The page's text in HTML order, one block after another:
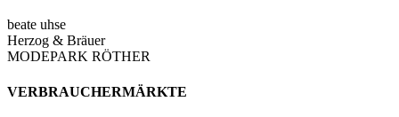
beate uhse
Herzog & Bräuer
MODEPARK RÖTHER
VERBRAUCHER­MÄRKTE